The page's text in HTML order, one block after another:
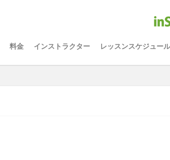
料金 インストラクター レッスンスケジュール